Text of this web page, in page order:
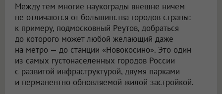
Между тем многие наукограды внешне ничем
не отличаются от большинства городов страны:
к примеру, подмосковный Реутов, добраться
до которого может любой желающий даже
на метро — до станции «Новокосино». Это один
из самых густонаселенных городов России
с развитой инфраструктурой, двумя парками
и перманентно обновляемой жилой застройкой.